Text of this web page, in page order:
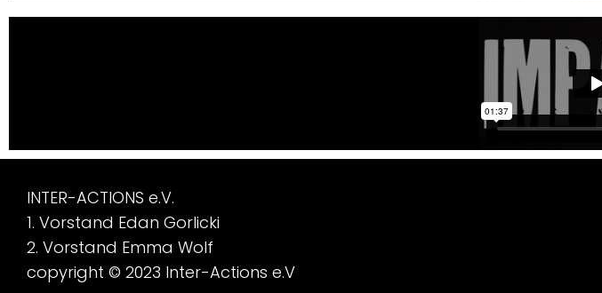
INTER-ACTIONS e.V.
1. Vorstand Edan Gorlicki
2. Vorstand Emma Wolf
copyright © 2023 Inter-Actions e.V